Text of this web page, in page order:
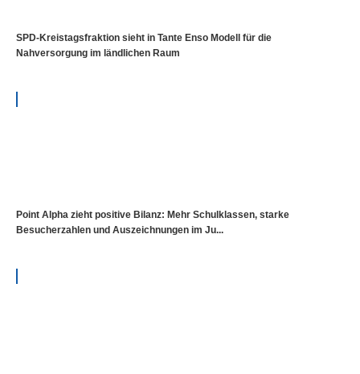
SPD-Kreistagsfraktion sieht in Tante Enso Modell für die
Nahversorgung im ländlichen Raum
Point Alpha zieht positive Bilanz: Mehr Schulklassen, starke
Besucherzahlen und Auszeichnungen im Ju...